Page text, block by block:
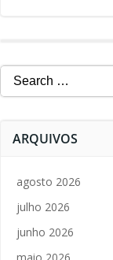
Search
for:
ARQUIVOS
agosto 2026
julho 2026
junho 2026